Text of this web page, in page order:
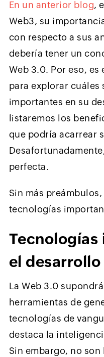
En un anterior blog,
Web3, su
con respecto a sus
debería tener un
Web 3.0. Por eso,
para explorar cuáles
importantes en su
listaremos los
que podría acarrear
perfecta.
Sin más
tecnologías
Tecnologías
el desarrollo
La Web 3.0
herramientas de
tecnologías de
destaca la
Sin embargo, no